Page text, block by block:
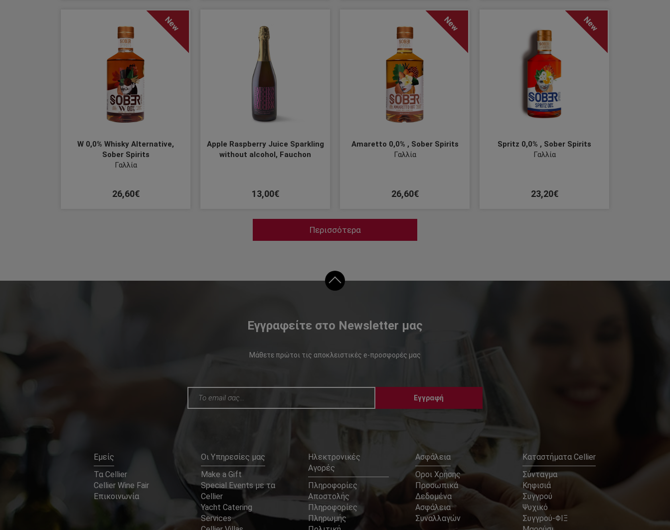
New
W 0,0% Whisky Alternative,
Sober Spirits
Γαλλία
26,60€
Apple Raspberry Juice Sparkling
without alcohol, Fauchon
13,00€
New
Amaretto 0,0% , Sober Spirits
Γαλλία
26,60€
New
Spritz 0,0% , Sober Spirits
Γαλλία
23,20€
Περισσότερα
Εγγραφείτε στο Newsletter μας
Μάθετε πρώτοι τις αποκλειστικές e-προσφορές μας
Εγγραφή
Εμείς
Τα Cellier
Cellier Wine Fair
Επικοινωνία
Οι Υπηρεσίες μας
Make a Gift
Special Events με τα
Cellier
Yacht Catering
Services
Ηλεκτρονικές
Αγορές
Πληροφορίες
Αποστολής
Πληροφορίες
Πληρωμής
Ασφάλεια
Οροι Χρήσης
Προσωπικά
Δεδομένα
Ασφάλεια
Συναλλαγών
Καταστήματα Cellier
Σύνταγμα
Κηφισιά
Συγγρού
Ψυχικό
Συγγρού-ΦΙΞ